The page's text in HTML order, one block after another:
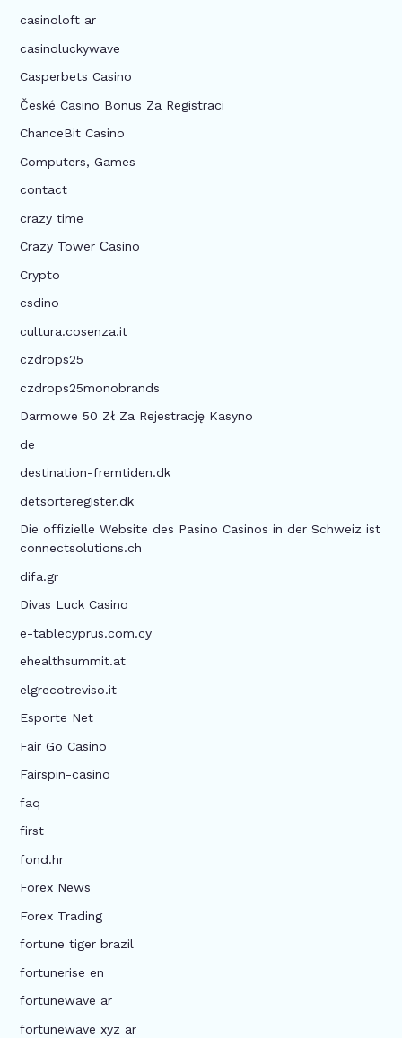
casinoloft ar
casinoluckywave
Casperbets Casino
České Casino Bonus Za Registraci
ChanceBit Casino
Computers, Games
contact
crazy time
Crazy Tower Сasino
Crypto
csdino
cultura.cosenza.it
czdrops25
czdrops25monobrands
Darmowe 50 Zł Za Rejestrację Kasyno
de
destination-fremtiden.dk
detsorteregister.dk
Die offizielle Website des Pasino Casinos in der Schweiz ist
connectsolutions.ch
difa.gr
Divas Luck Casino
e-tablecyprus.com.cy
ehealthsummit.at
elgrecotreviso.it
Esporte Net
Fair Go Casino
Fairspin-casino
faq
first
fond.hr
Forex News
Forex Trading
fortune tiger brazil
fortunerise en
fortunewave ar
fortunewave xyz ar